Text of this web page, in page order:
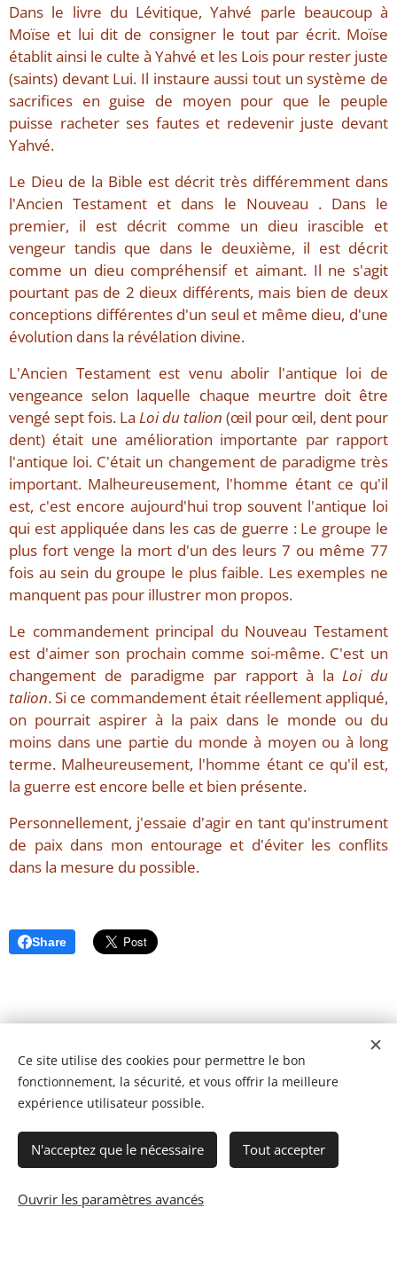
Dans le livre du Lévitique, Yahvé parle beaucoup à
Moïse et lui dit de consigner le tout par écrit. Moïse
établit ainsi le culte à Yahvé et les Lois pour rester juste
(saints) devant Lui. Il instaure aussi tout un système de
sacrifices en guise de moyen pour que le peuple
puisse racheter ses fautes et redevenir juste devant
Yahvé.
Le Dieu de la Bible est décrit très différemment dans
l'Ancien Testament et dans le Nouveau . Dans le
premier, il est décrit comme un dieu irascible et
vengeur tandis que dans le deuxième, il est décrit
comme un dieu compréhensif et aimant. Il ne s'agit
pourtant pas de 2 dieux différents, mais bien de deux
conceptions différentes d'un seul et même dieu, d'une
évolution dans la révélation divine.
L'Ancien Testament est venu abolir l'antique loi de
vengeance selon laquelle chaque meurtre doit être
vengé sept fois. La Loi du talion (œil pour œil, dent pour
dent) était une amélioration importante par rapport
l'antique loi. C'était un changement de paradigme très
important. Malheureusement, l'homme étant ce qu'il
est, c'est encore aujourd'hui trop souvent l'antique loi
qui est appliquée dans les cas de guerre : Le groupe le
plus fort venge la mort d'un des leurs 7 ou même 77
fois au sein du groupe le plus faible. Les exemples ne
manquent pas pour illustrer mon propos.
Le commandement principal du Nouveau Testament
est d'aimer son prochain comme soi-même. C'est un
changement de paradigme par rapport à laLoi du
talion. Si ce commandement était réellement appliqué,
on pourrait aspirer à la paix dans le monde ou du
moins dans une partie du monde à moyen ou à long
terme. Malheureusement, l'homme étant ce qu'il est,
la guerre est encore belle et bien présente.
Personnellement, j'essaie d'agir en tant qu'instrument
de paix dans mon entourage et d'éviter les conflits
dans la mesure du possible.
Share
© 2023 Les recettes d'Henri-Luc. Tous droits réservés.
Ce site utilise des cookies pour permettre le bon
fonctionnement, la sécurité, et vous offrir la meilleure
expérience utilisateur possible.
N'acceptez que le nécessaire Tout accepter
Ouvrir les paramètres avancés